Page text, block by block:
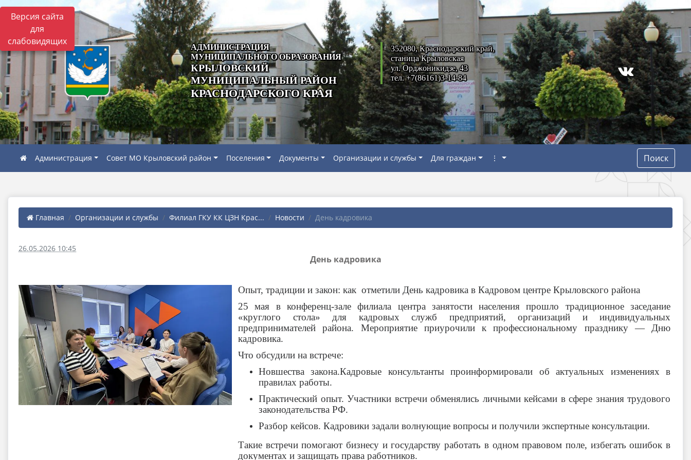
Версия сайта
для
слабовидящих
АДМИНИСТРАЦИЯ
МУНИЦИПАЛЬНОГО ОБРАЗОВАНИЯ
КРЫЛОВСКИЙ
МУНИЦИПАЛЬНЫЙ РАЙОН
КРАСНОДАРСКОГО КРАЯ
352080, Краснодарский край,
станица Крыловская
ул. Орджоникидзе, 43
тел. +7(86161)3-14-84
Администрация Совет МО Крыловский район Поселения Документы Организации и службы Для граждан ⋮ Поиск
Главная Организации и службы Филиал ГКУ КК ЦЗН Крас... Новости День кадровика
26.05.2026 10:45
День кадровика
Опыт, традиции и закон: как отметили День кадровика в Кадровом центре Крыловского района
25 мая в конференц-зале филиала центра занятости населения прошло традиционное заседание
«круглого стола» для кадровых служб предприятий, организаций и индивидуальных
предпринимателей района. Мероприятие приурочили к профессиональному празднику — Дню
кадровика.
Что обсудили на встрече:
Новшества закона.Кадровые консультанты проинформировали об актуальных изменениях в
правилах работы.
Практический опыт. Участники встречи обменялись личными кейсами в сфере знания трудового
законодательства РФ.
Разбор кейсов. Кадровики задали волнующие вопросы и получили экспертные консультации.
Такие встречи помогают бизнесу и государству работать в одном правовом поле, избегать ошибок в
документах и защищать права работников.